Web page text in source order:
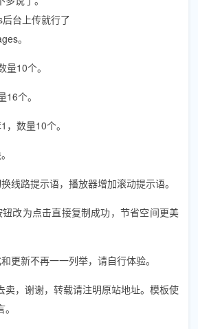
台上传就行了
。
10个。
个。
数量10个。
线路提示语，播放器增加滚动提示语。
改为点击直接复制成功，节省空间更美
更新不再一一列举，请自行体验。
卖，谢谢，转载请注明原站地址。模板使